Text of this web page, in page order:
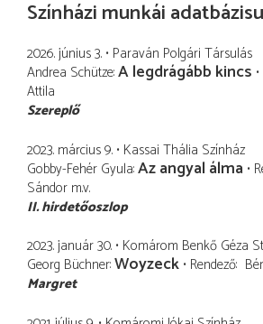
Színházi munkái
2026. június 3. Paraván Polgári Társulás
Andrea Schütze A legdrágább kincs
Attila
Szereplő
2023. március 9. Kassai Thália Színház
Gobby-Fehér Gyula Az angyal álma
Sándor m.v.
II. hirdetőoszlop
2023. január 30. Komárom Benkő Géza
Georg Büchner Woyzeck Rendező
Margret